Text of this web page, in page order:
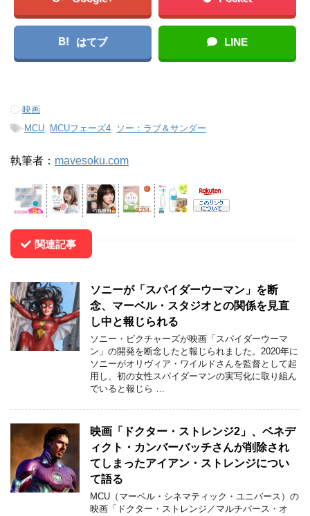
B! はてブ LINE
-映画
-MCU MCUフェーズ4 ソー：ラブ＆サンダー
執筆者： mavesoku.com
関連記事
ソニーが「スパイダーウーマン」を断
念、マーベル・スタジオとの関係を見直
し中と報じられる
ソニー・ピクチャーズが映画「スパイダーウーマ
ン」の開発を断念したと報じられました。2020年に
ソニーがオリヴィア・ワイルドさんを監督として起
用し、初の女性スパイダーマンの実写化に取り組ん
でいると報じら …
映画「ドクター・ストレンジ2」、ベネデ
ィクト・カンバーバッチさんが削除され
てしまったアイアン・ストレンジについ
て語る
MCU（マーベル・シネマティック・ユニバース）の
映画「ドクター・ストレンジ／マルチバース・オ